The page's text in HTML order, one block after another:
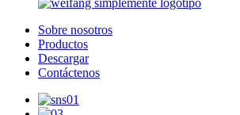
Sobre nosotros
Productos
Descargar
Contáctenos